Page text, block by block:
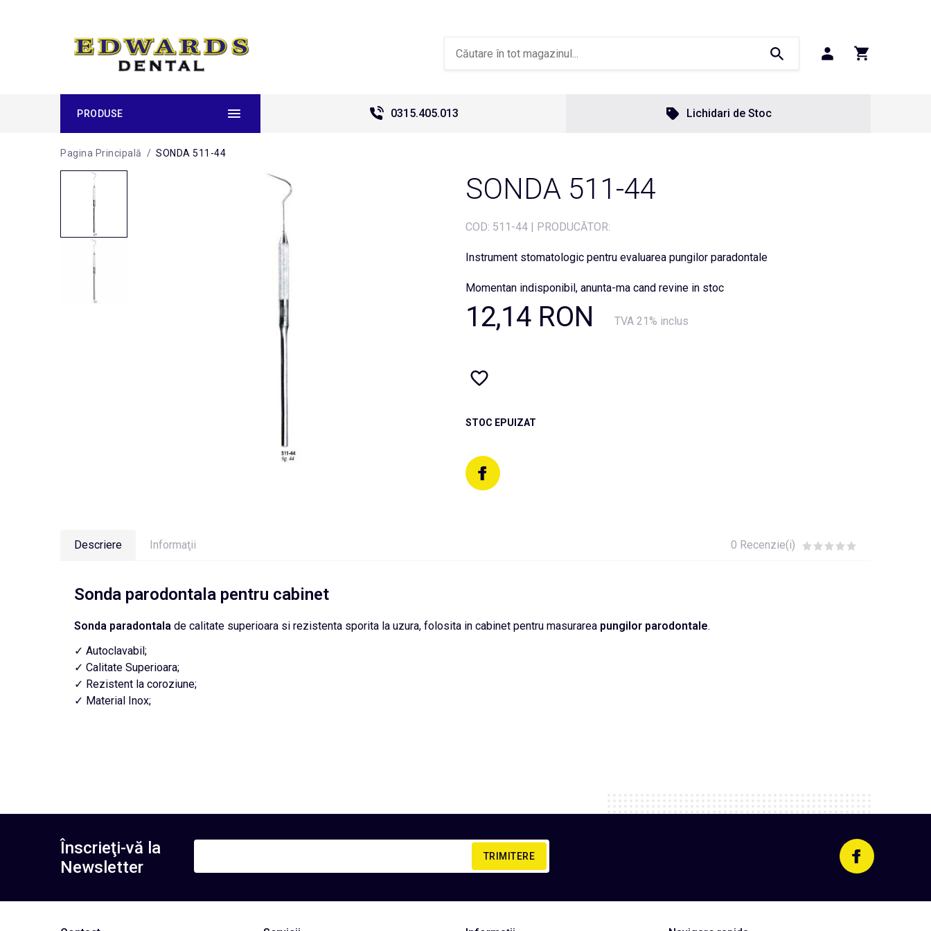
PRODUSE 0315.405.013 Lichidari de Stoc
Pagina Principală / SONDA 511-44
SONDA 511-44
COD: 511-44 | PRODUCĂTOR:
Instrument stomatologic pentru evaluarea pungilor paradontale
Momentan indisponibil, anunta-ma cand revine in stoc
12,14 RON TVA 21% inclus
STOC EPUIZAT
Descriere Informaţii 0 Recenzie(i)
Sonda parodontala pentru cabinet
Sonda paradontala de calitate superioara si rezistenta sporita la uzura, folosita in cabinet pentru masurarea pungilor parodontale.
✓ Autoclavabil;
✓ Calitate Superioara;
✓ Rezistent la coroziune;
✓ Material Inox;
Înscrieţi-vă la
Newsletter
TRIMITERE